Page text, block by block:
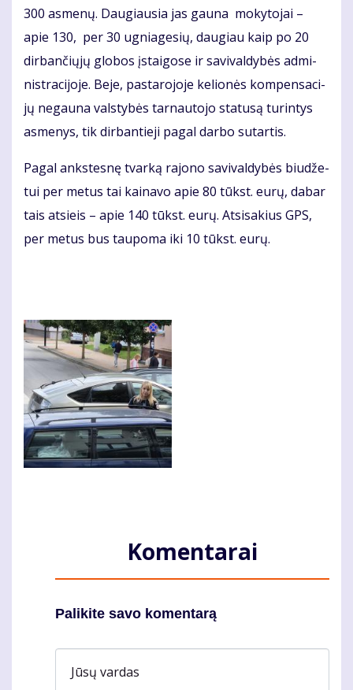
300 as­me­nų. Dau­giau­sia jas gau­na mo­ky­to­jai –
apie 130, per 30 ug­nia­ge­sių, dau­giau kaip po 20
dir­ban­čių­jų glo­bos įstai­go­se ir sa­vi­val­dy­bės ad­mi­
nist­ra­ci­jo­je. Be­je, pas­ta­ro­jo­je ke­lio­nės kom­pen­sa­ci­
jų ne­gau­na vals­ty­bės tar­nau­to­jo sta­tu­są tu­rin­tys
as­me­nys, tik dir­ban­tie­ji pa­gal dar­bo su­tar­tis.
Pa­gal anks­tes­nę tvar­ką ra­jo­no sa­vi­val­dy­bės biu­dže­
tui per me­tus tai kai­na­vo apie 80 tūkst. eu­rų, da­bar
tais at­si­eis – apie 140 tūkst. eu­rų. At­si­sa­kius GPS,
per me­tus bus tau­po­ma iki 10 tūkst. eu­rų.
Komentarai
Palikite savo komentarą
Jūsų vardas